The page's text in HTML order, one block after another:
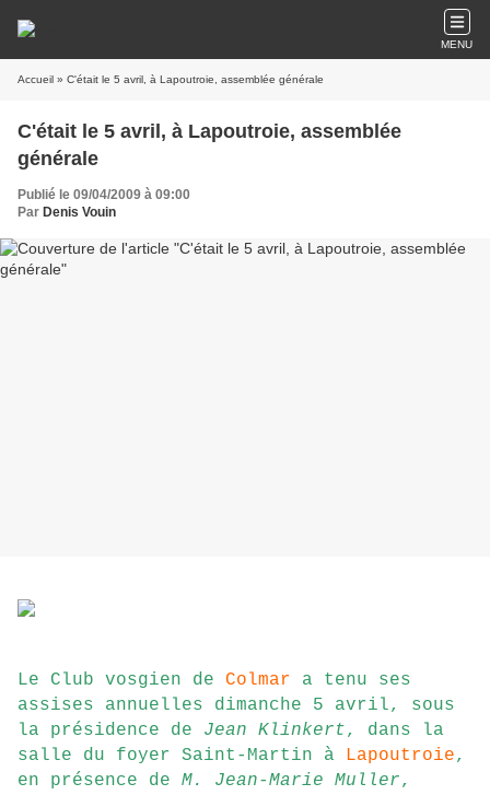
MENU
Accueil » C'était le 5 avril, à Lapoutroie, assemblée générale
C'était le 5 avril, à Lapoutroie, assemblée
générale
Publié le 09/04/2009 à 09:00
Par Denis Vouin
Le Club vosgien de Colmar a tenu ses
assises annuelles dimanche 5 avril, sous
la présidence de Jean Klinkert, dans la
salle du foyer Saint-Martin à Lapoutroie,
en présence de M. Jean-Marie Muller,